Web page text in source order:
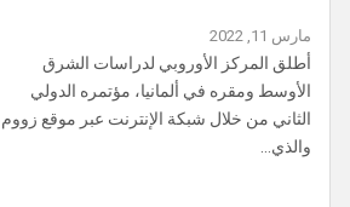
مارس 11, 2022
أطلق المركز الأوروبي لدراسات الشرق
الأوسط ومقره في ألمانيا، مؤتمره الدولي
الثاني من خلال شبكة الإنترنت عبر موقع
والذي…